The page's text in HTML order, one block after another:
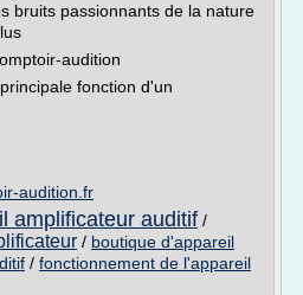
bruits passionnants de la nature
audition
fonction d'un
audition.fr
amplificateur auditif /
/ boutique d'appareil
/ fonctionnement de l'appareil